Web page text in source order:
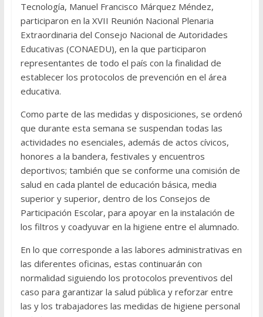
Tecnología, Manuel Francisco Márquez Méndez,
participaron en la XVII Reunión Nacional Plenaria
Extraordinaria del Consejo Nacional de Autoridades
Educativas (CONAEDU), en la que participaron
representantes de todo el país con la finalidad de
establecer los protocolos de prevención en el área
educativa.
Como parte de las medidas y disposiciones, se ordenó
que durante esta semana se suspendan todas las
actividades no esenciales, además de actos cívicos,
honores a la bandera, festivales y encuentros
deportivos; también que se conforme una comisión de
salud en cada plantel de educación básica, media
superior y superior, dentro de los Consejos de
Participación Escolar, para apoyar en la instalación de
los filtros y coadyuvar en la higiene entre el alumnado.
En lo que corresponde a las labores administrativas en
las diferentes oficinas, estas continuarán con
normalidad siguiendo los protocolos preventivos del
caso para garantizar la salud pública y reforzar entre
las y los trabajadores las medidas de higiene personal